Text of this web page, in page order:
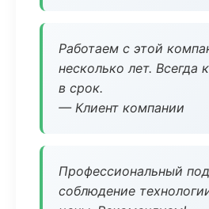
Работаем с этой
несколько лет. Всегда
в срок.
— Клиент компании
Профессиональный
соблюдение